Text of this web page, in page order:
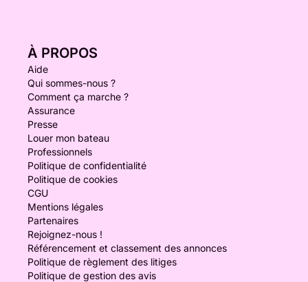
À PROPOS
Aide
Qui sommes-nous ?
Comment ça marche ?
Assurance
Presse
Louer mon bateau
Professionnels
Politique de confidentialité
Politique de cookies
CGU
Mentions légales
Partenaires
Rejoignez-nous !
Référencement et classement des annonces
Politique de règlement des litiges
Politique de gestion des avis